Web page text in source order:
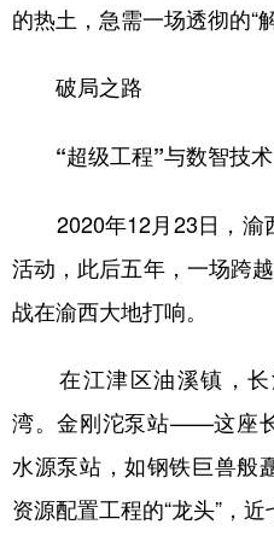
的热土，急需一场透彻的“
破局之路
“超级工程”与数智技术
2020年12月23日，渝
活动，此后五年，一场跨
战在渝西大地打响。
在江津区油溪镇，长
湾。金刚沱泵站——这座
水源泵站，如钢铁巨兽般
资源配置工程的“龙头”，近